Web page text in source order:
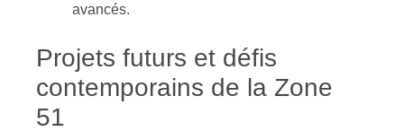
avancés.
Projets futurs et défis
contemporains de la Zone
51